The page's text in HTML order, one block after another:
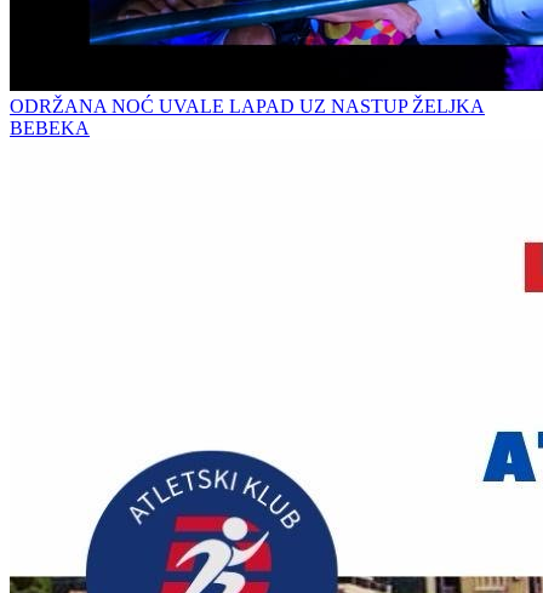
ODRŽANA NOĆ UVALE LAPAD UZ NASTUP ŽELJKA
BEBEKA